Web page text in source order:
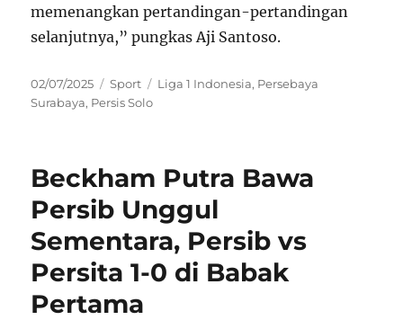
memenangkan pertandingan-pertandingan
selanjutnya,” pungkas Aji Santoso.
Posted
on
02/07/2025 Categories
Sport Tags
Liga 1 Indonesia, Persebaya
Surabaya, Persis Solo
Beckham Putra Bawa
Persib Unggul
Sementara, Persib vs
Persita 1-0 di Babak
Pertama